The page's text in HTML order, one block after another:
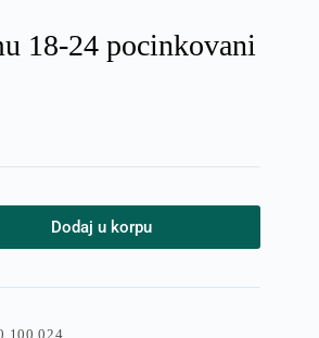
18-24 pocinkovani
Dodaj u korpu